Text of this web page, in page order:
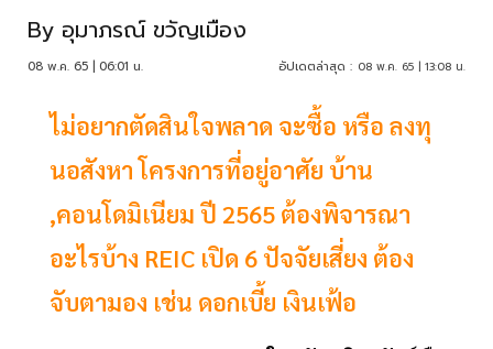
By อุมาภรณ์ ขวัญเมือง
08 พ.ค. 65 | 06:01 น. อัปเดตล่าสุด : 08 พ.ค. 65 | 13:08 น.
ไม่อยากตัดสินใจพลาด จะซื้อ หรือ ลงทุ
นอสังหา โครงการที่อยู่อาศัย บ้าน
,คอนโดมิเนียม ปี 2565 ต้องพิจารณา
อะไรบ้าง REIC เปิด 6 ปัจจัยเสี่ยง ต้อง
จับตามอง เช่น ดอกเบี้ย เงินเฟ้อ